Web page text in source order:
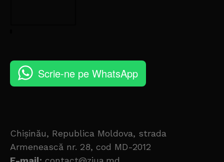
Scrie-ne pe WhatsApp
Chișinău, Republica Moldova, strada
Armenească nr. 28, cod MD-2012